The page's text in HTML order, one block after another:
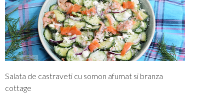
Salata de castraveti cu somon afumat si branza
cottage